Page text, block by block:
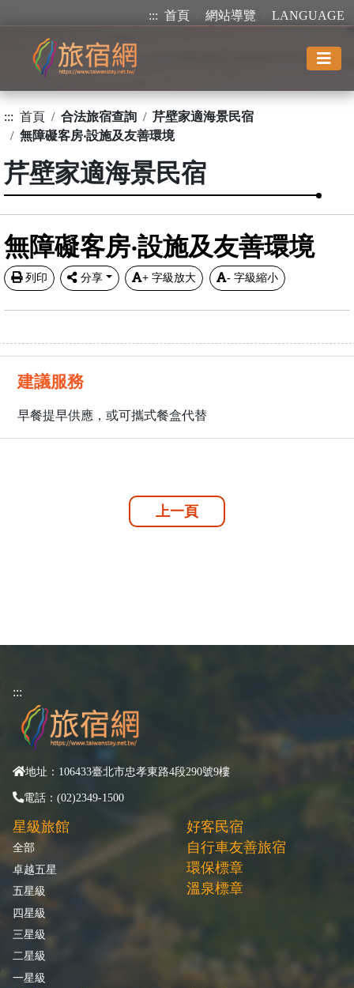
::: 首頁 網站導覽 LANGUAGE
::: 首頁 合法旅宿查詢
芹壁家適海景民宿
無障礙客房‧設施及友善環境
芹壁家適海景民宿
無障礙客房‧設施及友善環境
列印 分享 + 字級放大 - 字級縮小
建議服務
早餐提早供應，或可攜式餐盒代替
上一頁
:::
地址：106433臺北市忠孝東路4段290號9樓
電話：(02)2349-1500
星級旅館
全部
卓越五星
五星級
四星級
三星級
二星級
一星級
好客民宿
自行車友善旅宿
環保標章
溫泉標章